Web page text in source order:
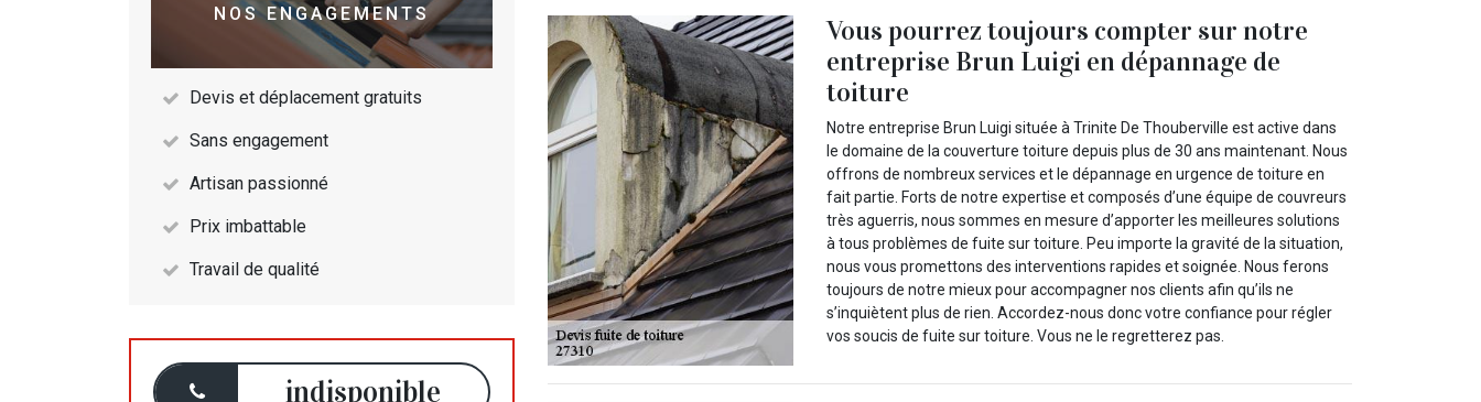
NOS ENGAGEMENTS
Devis et déplacement gratuits
Sans engagement
Artisan passionné
Prix imbattable
Travail de qualité
indisponible
Vous pourrez toujours compter sur notre
entreprise Brun Luigi en dépannage de
toiture
Notre entreprise Brun Luigi située à Trinite De Thouberville est active dans
le domaine de la couverture toiture depuis plus de 30 ans maintenant. Nous
offrons de nombreux services et le dépannage en urgence de toiture en
fait partie. Forts de notre expertise et composés d’une équipe de couvreurs
très aguerris, nous sommes en mesure d’apporter les meilleures solutions
à tous problèmes de fuite sur toiture. Peu importe la gravité de la situation,
nous vous promettons des interventions rapides et soignée. Nous ferons
toujours de notre mieux pour accompagner nos clients afin qu’ils ne
s’inquiètent plus de rien. Accordez-nous donc votre confiance pour régler
vos soucis de fuite sur toiture. Vous ne le regretterez pas.